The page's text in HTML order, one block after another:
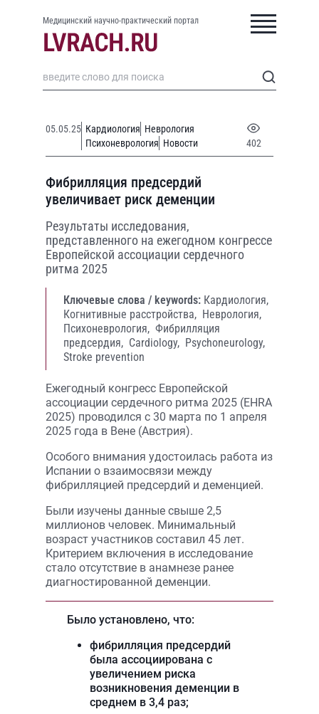
Медицинский научно-практический портал
05.05.25 Кардиология Неврология
Психоневрология Новости 402
Фибрилляция предсердий
увеличивает риск деменции
Результаты исследования,
представленного на ежегодном конгрессе
Европейской ассоциации сердечного
ритма 2025
Ключевые слова / keywords: Кардиология,
Когнитивные расстройства, Неврология,
Психоневрология, Фибрилляция
предсердия, Cardiology, Psychoneurology,
Stroke prevention
Ежегодный конгресс Европейской
ассоциации сердечного ритма 2025 (EHRA
2025) проводился с 30 марта по 1 апреля
2025 года в Вене (Австрия).
Особого внимания удостоилась работа из
Испании о взаимосвязи между
фибрилляцией предсердий и деменцией.
Были изучены данные свыше 2,5
миллионов человек. Минимальный
возраст участников составил 45 лет.
Критерием включения в исследование
стало отсутствие в анамнезе ранее
диагностированной деменции.
Было установлено, что:
фибрилляция предсердий
была ассоциирована с
увеличением риска
возникновения деменции в
среднем в 3,4 раз;